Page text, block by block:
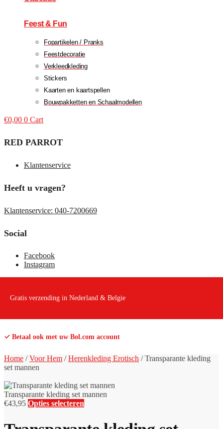
Feest & Fun
Fopartikelen / Pranks
Feestdecoratie
Verkleedkleding
Stickers
Kaarten en kaartspellen
Bouwpakketten en Schaalmodellen
€0,00 0 Cart
RED PARROT
Klantenservice
Heeft u vragen?
Klantenservice: 040-7200669
Social
Facebook
Instagram
Gratis verzending in Nederland & Belgie
✓ Betaal ook met uw Bol.com account
Home /Voor Hem /Herenkleding Erotisch /Transparante kleding
set mannen
Transparante kleding set mannen
€43,95 Opties selecteren